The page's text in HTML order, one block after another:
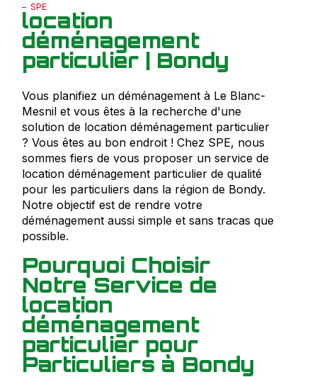
SPE
location
déménagement
particulier | Bondy
Vous planifiez un déménagement à Le Blanc-
Mesnil et vous êtes à la recherche d'une
solution de location déménagement particulier
? Vous êtes au bon endroit ! Chez SPE, nous
sommes fiers de vous proposer un service de
location déménagement particulier de qualité
pour les particuliers dans la région de Bondy.
Notre objectif est de rendre votre
déménagement aussi simple et sans tracas que
possible.
Pourquoi Choisir
Notre Service de
location
déménagement
particulier pour
Particuliers à Bondy